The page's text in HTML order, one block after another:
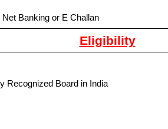
Banking or E Challan
Eligibility
Recognized Board in India